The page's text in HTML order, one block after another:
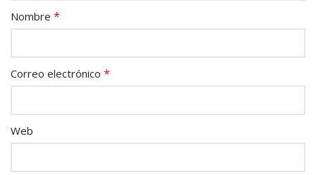
Nombre *
Correo electrónico *
Web